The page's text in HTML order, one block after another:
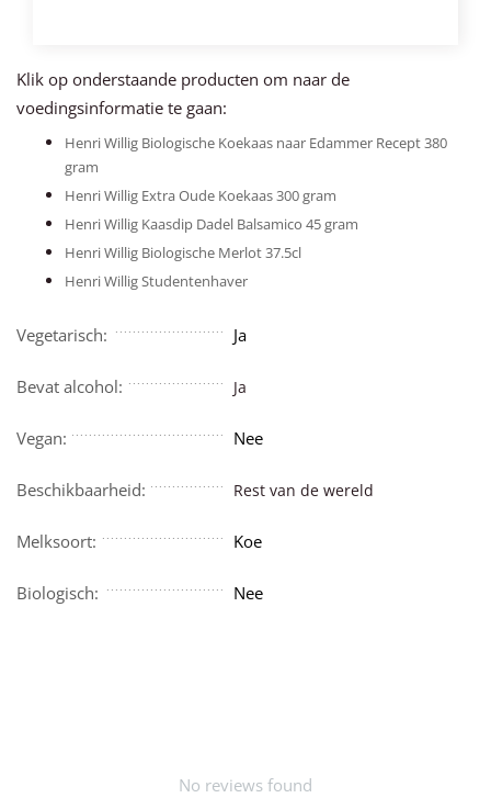
Klik op onderstaande producten om naar de
voedingsinformatie te gaan:
Henri Willig Biologische Koekaas naar Edammer Recept 380
gram
Henri Willig Extra Oude Koekaas 300 gram
Henri Willig Kaasdip Dadel Balsamico 45 gram
Henri Willig Biologische Merlot 37.5cl
Henri Willig Studentenhaver
Vegetarisch: Ja
Bevat alcohol: Ja
Vegan: Nee
Beschikbaarheid: Rest van de wereld
Melksoort: Koe
Biologisch: Nee
No reviews found